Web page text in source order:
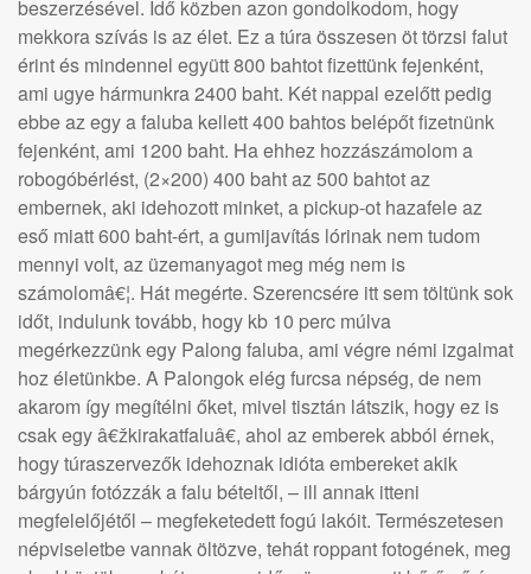
beszerzésével. Idő közben azon gondolkodom, hogy
mekkora szívás is az élet. Ez a túra összesen öt törzsi falut
érint és mindennel együtt 800 bahtot fizettünk fejenként,
ami ugye hármunkra 2400 baht. Két nappal ezelőtt pedig
ebbe az egy a faluba kellett 400 bahtos belépőt fizetnünk
fejenként, ami 1200 baht. Ha ehhez hozzászámolom a
robogóbérlést, (2×200) 400 baht az 500 bahtot az
embernek, aki idehozott minket, a pickup-ot hazafele az
eső miatt 600 baht-ért, a gumijavítás lórinak nem tudom
mennyi volt, az üzemanyagot meg még nem is
számolomâ€¦. Hát megérte. Szerencsére itt sem töltünk sok
időt, indulunk tovább, hogy kb 10 perc múlva
megérkezzünk egy Palong faluba, ami végre némi izgalmat
hoz életünkbe. A Palongok elég furcsa népség, de nem
akarom így megítélni őket, mivel tisztán látszik, hogy ez is
csak egy â€žkirakatfaluâ€, ahol az emberek abból érnek,
hogy túraszervezők idehoznak idióta embereket akik
bárgyún fotózzák a falu bételtől, – ill annak itteni
megfelelőjétől – megfeketedett fogú lakóit. Természetesen
népviseletbe vannak öltözve, tehát roppant fotogének, meg